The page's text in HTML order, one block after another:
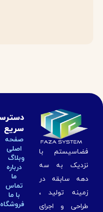
دسترسی
سریع
صفحه
اصلی
وبلاگ
درباره
تماس
فروشگاه
فضاسیستم با
نزدیک به سه
دهه سابقه در
زمینه تولید ،
طراحی و اجرای